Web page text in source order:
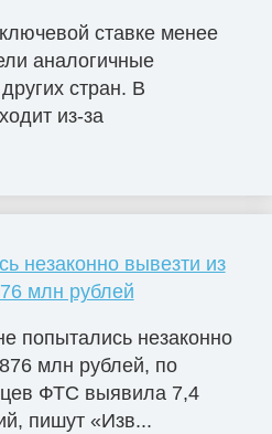
ставке менее
аналогичные
стран. В
из-за
незаконно вывезти из
млн рублей
попытались незаконно
млн рублей, по
ФТС выявила 7,4
пишут «Изв...